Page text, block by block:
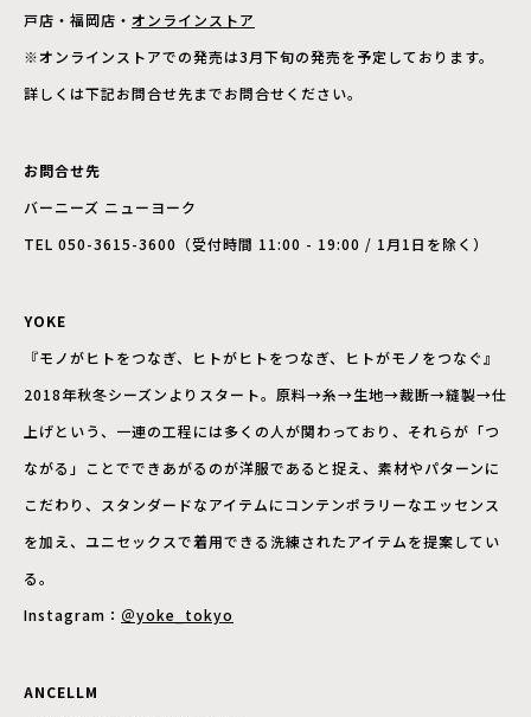
戸店・福岡店・ オンラインストア
※オンラインストアでの発売は3月下旬の発売を予定しております。
詳しくは下記お問合せ先までお問合せください。
お問合せ先
バーニーズ ニューヨーク
TEL 050-3615-3600（受付時間 11:00 - 19:00 / 1月1日を除く）
YOKE
『モノがヒトをつなぎ、ヒトがヒトをつなぎ、ヒトがモノをつなぐ』
2018年秋冬シーズンよりスタート。原料→糸→生地→裁断→縫製→仕
上げという、一連の工程には多くの人が関わっており、それらが「つ
ながる」ことでできあがるのが洋服であると捉え、素材やパターンに
こだわり、スタンダードなアイテムにコンテンポラリーなエッセンス
を加え、ユニセックスで着用できる洗練されたアイテムを提案してい
る。
Instagram： ＠yoke_tokyo
ANCELLM